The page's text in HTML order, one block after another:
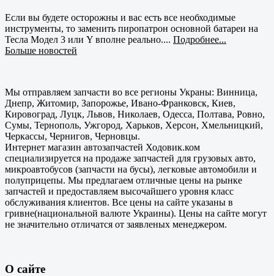
Если вы будете осторожны и вас есть все необходимые
инструменты, то заменить пиропатрон основной батареи на
Тесла Модел 3 или Y вполне реально.... Подробнее...
Больше новостей
Мы отправляем запчасти во все регионы Украны: Винница,
Днепр, Житомир, Запорожье, Ивано-Франковск, Киев,
Кировоград, Луцк, Львов, Николаев, Одесса, Полтава, Ровно,
Сумы, Тернополь, Ужгород, Харьков, Херсон, Хмельницкий,
Черкассы, Чернигов, Черновцы.
Интернет магазин автозапчастей Ходовик.ком
специализируется на продаже запчастей для грузовых авто,
микроавтобусов (запчасти на бусы), легковые автомобили и
полуприцепы. Мы предлагаем отличные цены на рынке
запчастей и предоставляем высочайшего уровня класс
обслуживания клиентов. Все цены на сайте указаны в
гривне(национальной валюте Украины). Цены на сайте могут
не значительно отличатся от заявленых менеджером.
О сайте